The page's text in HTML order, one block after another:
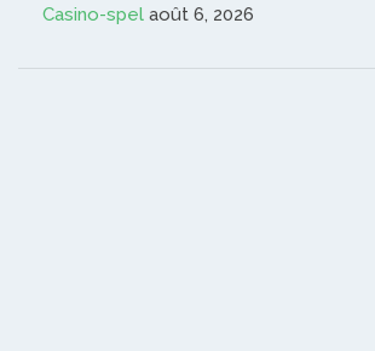
Casino-spel août 6, 2026